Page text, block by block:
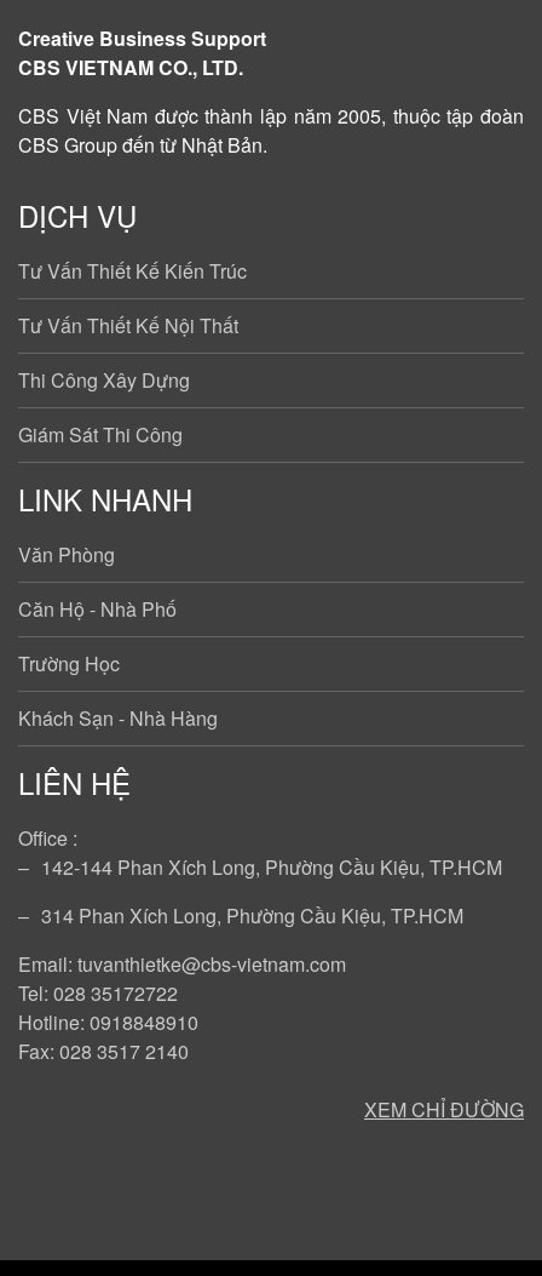
Creative Business Support
CBS VIETNAM CO., LTD.
CBS Việt Nam đượcthành lập năm 2005, thuộc tập đoàn
CBS Group đến từ Nhật Bản.
DỊCH VỤ
Tư Vấn Thiết Kế Kiến Trúc
Tư Vấn Thiết Kế Nội Thất
Thi Công Xây Dựng
Giám Sát Thi Công
LINK NHANH
Văn Phòng
Căn Hộ - Nhà Phố
Trường Học
Khách Sạn - Nhà Hàng
LIÊN HỆ
Office :
‒ 142-144 Phan Xích Long, Phường Cầu Kiệu, TP.HCM
‒ 314 Phan Xích Long, Phường Cầu Kiệu, TP.HCM
Email: tuvanthietke@cbs-vietnam.com
Tel: 028 35172722
Hotline: 0918848910
Fax: 028 3517 2140
XEM CHỈ ĐƯỜNG